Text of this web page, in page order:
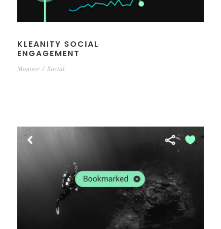
KLEANITY SOCIAL
ENGAGEMENT
Monitor / Social